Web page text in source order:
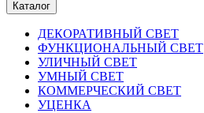
Каталог
ДЕКОРАТИВНЫЙ СВЕТ
ФУНКЦИОНАЛЬНЫЙ СВЕТ
УЛИЧНЫЙ СВЕТ
УМНЫЙ СВЕТ
КОММЕРЧЕСКИЙ СВЕТ
УЦЕНКА